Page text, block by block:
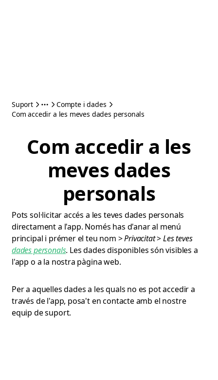
Suport
Compte i dades
Com accedir a les meves dades personals
Com accedir a les
meves dades
personals
Pots sol·licitar accés a les teves dades personals
directament a l'app. Només has d'anar al menú
principal i prémer el teu nom >Privacitat>Les teves
dades personals. Les dades disponibles són visibles a
l'app o a la nostra pàgina web.
Per a aquelles dades a les quals no es pot accedir a
través de l'app, posa't en contacte amb el nostre
equip de suport.